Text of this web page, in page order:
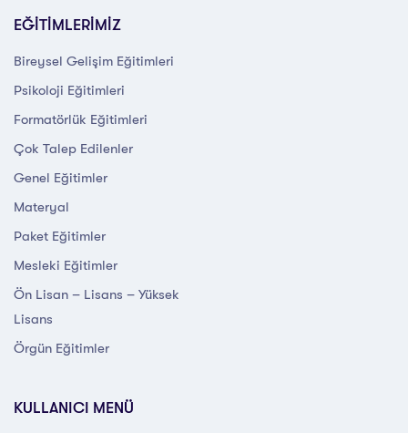
EĞİTİMLERİMİZ
Bireysel Gelişim Eğitimleri
Psikoloji Eğitimleri
Formatörlük Eğitimleri
Çok Talep Edilenler
Genel Eğitimler
Materyal
Paket Eğitimler
Mesleki Eğitimler
Ön Lisan – Lisans – Yüksek
Lisans
Örgün Eğitimler
KULLANICI MENÜ